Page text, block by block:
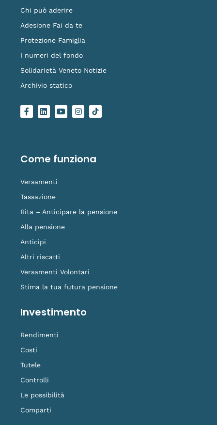
Chi può aderire
Adesione Fai da te
Protezione Famiglia
I numeri del fondo
Solidarietà Veneto Notizie
Archivio statico
F
a
o
k
L
i
i
n
Y
o
e
I
n
r
a
L
o
i
k
Come funziona
Versamenti
Tassazione
Rita – Anticipare la pensione
Alla pensione
Anticipi
Altri riscatti
Versamenti Volontari
Stima la tua futura pensione
Investimento
Rendimenti
Costi
Tutele
Controlli
Le possibilità
Comparti